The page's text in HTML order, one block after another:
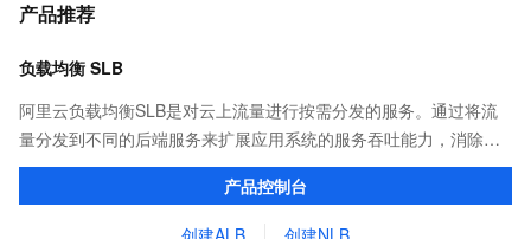
产品推荐
负载均衡 SLB
阿里云负载均衡SLB是对云上流量进行按需分发的服务。通过将流
量分发到不同的后端服务来扩展应用系统的服务吞吐能力，消除单
点故障并提升应用系统的可用性。 阿里云新一代SLB产品簇包含应
用型负载均衡ALB和网络型负载均衡NLB。
产品控制台
创建ALB 创建NLB